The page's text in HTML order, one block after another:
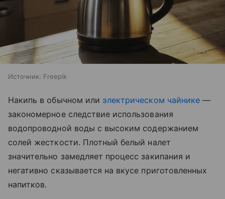
Источник: Freepik
Накипь в обычном или электрическом чайнике —
закономерное следствие использования
водопроводной воды с высоким содержанием
солей жесткости. Плотный белый налет
значительно замедляет процесс закипания и
негативно сказывается на вкусе приготовленных
напитков.